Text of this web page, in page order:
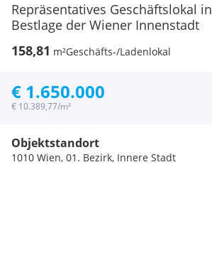
Repräsentatives Geschäftslokal in
Bestlage der Wiener Innenstadt
158,81 m²Geschäfts-/Ladenlokal
€ 1.650.000
€ 10.389,77/m²
Objektstandort
1010 Wien, 01. Bezirk, Innere Stadt